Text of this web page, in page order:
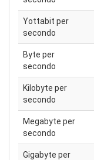
Yottabit per
secondo
Byte per
secondo
Kilobyte per
secondo
Megabyte per
secondo
Gigabyte per